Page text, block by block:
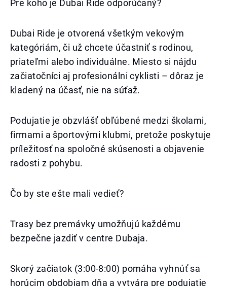
Pre koho je Dubai Ride odporúčaný?
Dubai Ride je otvorená všetkým vekovým
kategóriám, či už chcete účastniť s rodinou,
priateľmi alebo individuálne. Miesto si nájdu
začiatočníci aj profesionálni cyklisti – dôraz je
kladený na účasť, nie na súťaž.
Podujatie je obzvlášť obľúbené medzi školami,
firmami a športovými klubmi, pretože poskytuje
príležitosť na spoločné skúsenosti a objavenie
radosti z pohybu.
Čo by ste ešte mali vedieť?
Trasy bez premávky umožňujú každému
bezpečne jazdiť v centre Dubaja.
Skorý začiatok (3:00-8:00) pomáha vyhnúť sa
horúcim obdobiam dňa a vytvára pre podujatie